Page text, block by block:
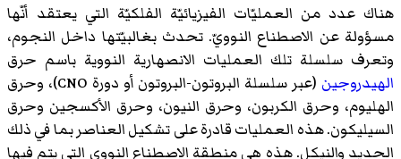
هناك عدد من العمليّات الفيزيائيّة الفلكيّة التي يعتقد أنّها
مسؤولة عن الاصطناع النوويّ. تحدث بغالبيّتها داخل النجوم،
وتعرف سلسلة تلك العمليات الانصهارية النووية باسم حرق
الهيدروجين
(عبر سلسلة البروتون-البروتون أو دورة CNO)، وحرق
الهليوم، وحرق الكربون، وحرق النيون، وحرق الأكسجين وحرق
السيليكون. هذه العمليات قادرة على تشكيل العناصر بما في ذلك
الحديد والنيكل. هذه هي منطقة الاصطناع النووي التي يتم فيها